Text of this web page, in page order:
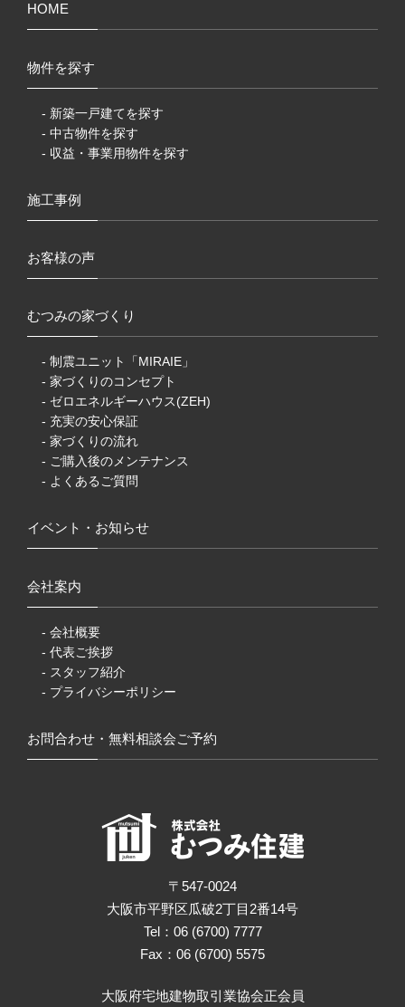
HOME
物件を探す
- 新築一戸建てを探す
- 中古物件を探す
- 収益・事業用物件を探す
施工事例
お客様の声
むつみの家づくり
- 制震ユニット「MIRAIE」
- 家づくりのコンセプト
- ゼロエネルギーハウス(ZEH)
- 充実の安心保証
- 家づくりの流れ
- ご購入後のメンテナンス
- よくあるご質問
イベント・お知らせ
会社案内
- 会社概要
- 代表ご挨拶
- スタッフ紹介
- プライバシーポリシー
お問合わせ・無料相談会ご予約
〒547-0024
大阪市平野区瓜破2丁目2番14号
Tel：06 (6700) 7777
Fax：06 (6700) 5575
大阪府宅地建物取引業協会正会員